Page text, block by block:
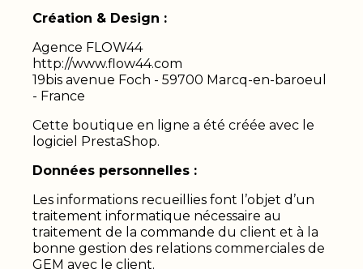
Création & Design :
Agence FLOW44
http://www.flow44.com
19bis avenue Foch - 59700 Marcq-en-baroeul
- France
Cette boutique en ligne a été créée avec le
logiciel PrestaShop.
Données personnelles :
Les informations recueillies font l’objet d’un
traitement informatique nécessaire au
traitement de la commande du client et à la
bonne gestion des relations commerciales de
GEM avec le client.